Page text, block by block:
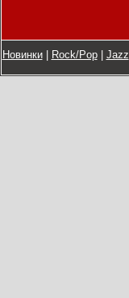
Новинки| Rock/Pop| Jazz